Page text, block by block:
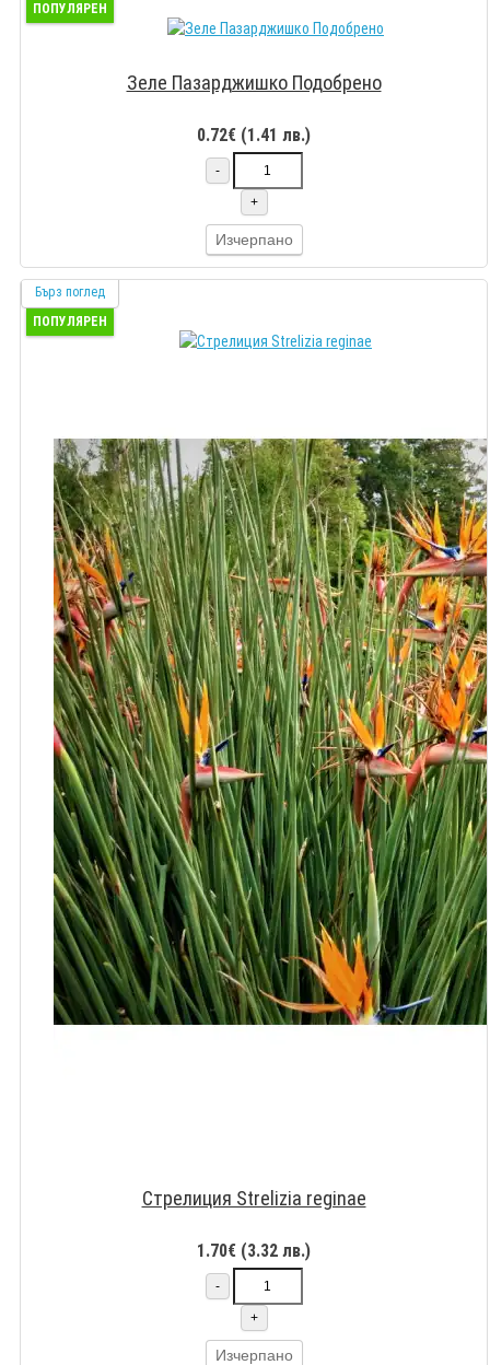
ПОПУЛЯРЕН
Зеле Пазарджишко Подобрено
0.72€ (1.41 лв.)
-
+
Изчерпано
Бърз поглед
ПОПУЛЯРЕН
Стрелиция Strelizia reginae
1.70€ (3.32 лв.)
-
+
Изчерпано